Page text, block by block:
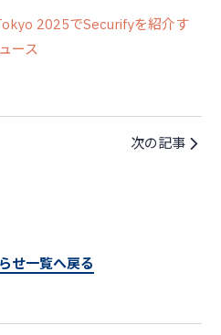
2025でSecurifyを紹介す
ース
次の記事
せ一覧へ戻る